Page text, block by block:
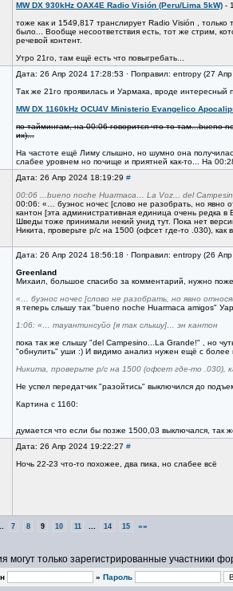
MW DX 930kHz OAX4E Radio Visión (Peru/Lima 5kW) -
тоже как и 1549,817 транслирует Radio Visión ,
было... Вообще несоответствия есть, тот же стрим,
речевой контент.
Утро 21го, там ещё есть что повыгребать...
Дата: 26 Апр 2024 17:28:53 · Поправил: entropy (27
Так же 21го проявилась и Уармака, вроде интересный
MW DX 1160kHz OCU4V Ministerio Evangelico
по таймингам, на 00:06 говорится что-то там...bueno
их)...
На частоте ещё Лиму слышно, но шумно она
слабее уровнем но почище и приятней как-то... На
Дата: 26 Апр 2024 18:19:29 #
00:06 ...bueno noche Huarmaca… La Voz... del
00:06: «… буэнос ночес [слово не разобрать, но явно
кантон [эта административная единица очень редка
Шведы тоже принимали некий унид тут. Пока нет
Никита, проверьте р/с на 1500 (офсет где-то .030), как
Дата: 26 Апр 2024 18:56:18 · Поправил: entropy (26
Greenland
Михаил, большое спасибо за комментарий, нужно
«… буэнос ночес [слово не разобрать, но явно
я теперь слышу так "bueno noche Huarmaca amigos"
1:06: «… тауантинсуйо [я так слышу]… эн кантон
пока так же слышу "del Campesino...La Grande!" , но
"обнулить" уши :) И видимо анализ нужен ещё с более
Никита, проверьте р/с на 1500 (офсет где-то .030),
Не успел передатчик "разойтись" выключился до
Картина с 1160:
думается что если бы позже 1500,03 выключался, так
Дата: 26 Апр 2024 19:22:27 #
Ночь 22-23 что-то похожее, два пика, но слабее всё
7 8 9 10 11 14 15 »»
могут только зарегистрированные участники
» Пароль